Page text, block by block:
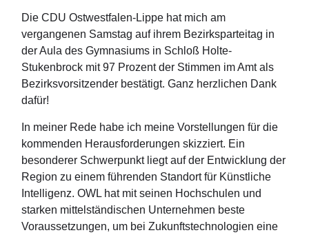
Die CDU Ostwestfalen-Lippe hat mich am
vergangenen Samstag auf ihrem Bezirksparteitag in
der Aula des Gymnasiums in Schloß Holte-
Stukenbrock mit 97 Prozent der Stimmen im Amt als
Bezirksvorsitzender bestätigt. Ganz herzlichen Dank
dafür!
In meiner Rede habe ich meine Vorstellungen für die
kommenden Herausforderungen skizziert. Ein
besonderer Schwerpunkt liegt auf der Entwicklung der
Region zu einem führenden Standort für Künstliche
Intelligenz. OWL hat mit seinen Hochschulen und
starken mittelständischen Unternehmen beste
Voraussetzungen, um bei Zukunftstechnologien eine